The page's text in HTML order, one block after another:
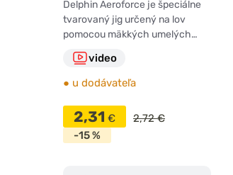
Delphin Aeroforce je špeciálne
tvarovaný jig určený na lov
pomocou mäkkých umelých…
video
● u dodávateľa
2,31 €
2,72 €
-15 %